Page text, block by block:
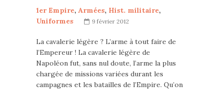
1er Empire, Armées, Hist. militaire,
Uniformes
9 février 2012
La cavalerie légère ? L’arme à tout faire de
l’Empereur ! La cavalerie légère de
Napoléon fut, sans nul doute, l’arme la plus
chargée de missions variées durant les
campagnes et les batailles de l’Empire. Qu’on